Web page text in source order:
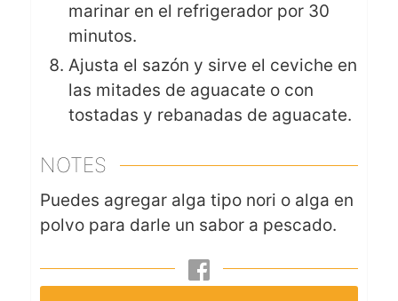
marinar en el refrigerador por 30
minutos.
Ajusta el sazón y sirve el ceviche en
las mitades de aguacate o con
tostadas y rebanadas de aguacate.
NOTES
Puedes agregar alga tipo nori o alga en
polvo para darle un sabor a pescado.